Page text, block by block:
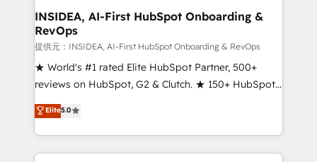
INSIDEA, AI-First HubSpot Onboarding &
RevOps
提供元：INSIDEA, AI-First HubSpot Onboarding & RevOps
★ World's #1 rated Elite HubSpot Partner, 500+
reviews on HubSpot, G2 & Clutch. ★ 150+ HubSpot
Certified Experts & Trainers across the team ★
1,500+ implementations across five continents ★ AI-
First, RevOps-led, Onboarding obsessed ★
Company of the Year 2024/25 INSIDEA helps
Elite5.0